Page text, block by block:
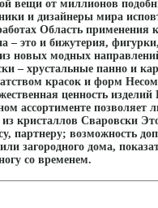
вещи от миллионов
и дизайнеры мира
Область применения
– это и бижутерия,
новых модных
– хрустальные панно и
красок и форм
ценность
ассортименте
из кристаллов Сваровски
партнеру; возможность
загородного дома,
со временем.